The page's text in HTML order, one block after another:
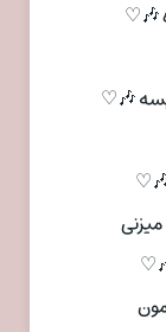
🎶♡
🎶♡
میزنی